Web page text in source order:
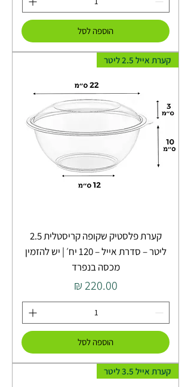
הוספה לסל
קערת אייל 2.5 ליטר
קערת פלסטיק שקופה קריסטלית 2.5
ליטר – סדרת אייל – 120 יח׳ | יש להזמין
מכסה בנפרד
מחיר
הוספה לסל
קערת אייל 3.5 ליטר